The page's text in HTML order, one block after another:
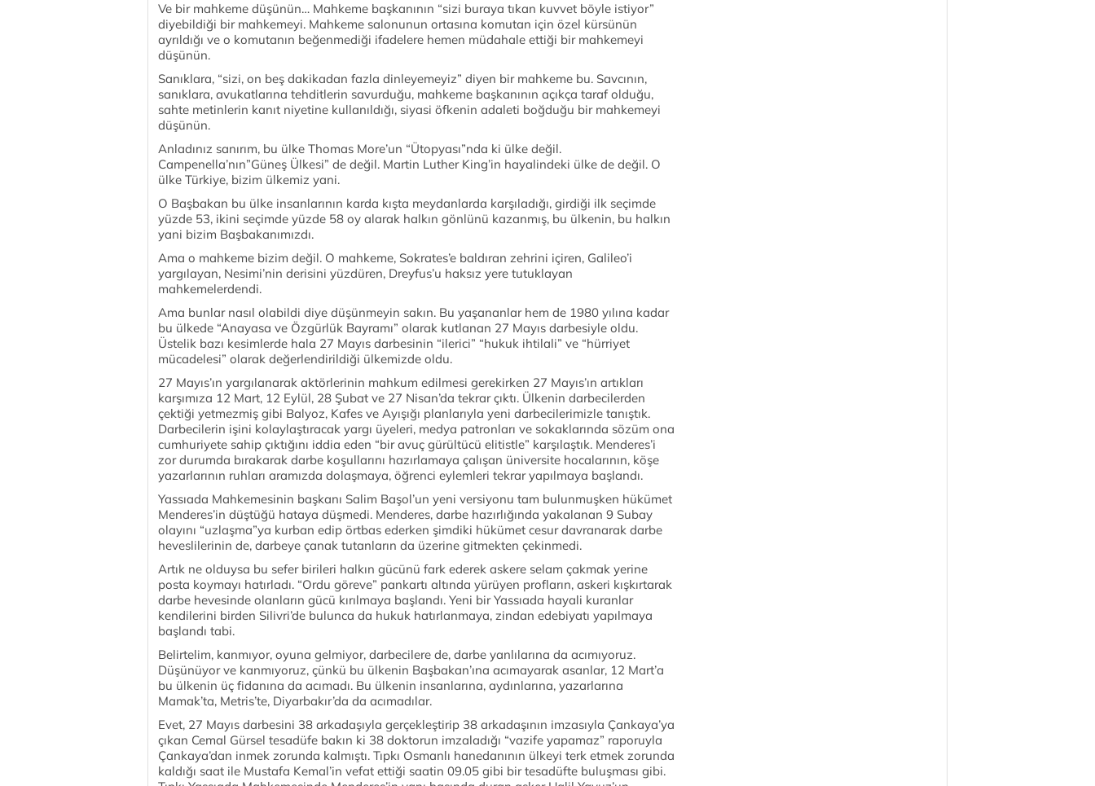
Ve bir mahkeme düşünün… Mahkeme başkanının “sizi buraya tıkan kuvvet böyle istiyor”
diyebildiği bir mahkemeyi. Mahkeme salonunun ortasına komutan için özel kürsünün
ayrıldığı ve o komutanın beğenmediği ifadelere hemen müdahale ettiği bir mahkemeyi
düşünün.
Sanıklara, “sizi, on beş dakikadan fazla dinleyemeyiz” diyen bir mahkeme bu. Savcının,
sanıklara, avukatlarına tehditlerin savurduğu, mahkeme başkanının açıkça taraf olduğu,
sahte metinlerin kanıt niyetine kullanıldığı, siyasi öfkenin adaleti boğduğu bir mahkemeyi
düşünün.
Anladınız sanırım, bu ülke Thomas More’un “Ütopyası”nda ki ülke değil.
Campenella’nın”Güneş Ülkesi” de değil. Martin Luther King’in hayalindeki ülke de değil. O
ülke Türkiye, bizim ülkemiz yani.
O Başbakan bu ülke insanlarının karda kışta meydanlarda karşıladığı, girdiği ilk seçimde
yüzde 53, ikini seçimde yüzde 58 oy alarak halkın gönlünü kazanmış, bu ülkenin, bu halkın
yani bizim Başbakanımızdı.
Ama o mahkeme bizim değil. O mahkeme, Sokrates’e baldıran zehrini içiren, Galileo’i
yargılayan, Nesimi’nin derisini yüzdüren, Dreyfus’u haksız yere tutuklayan
mahkemelerdendi.
Ama bunlar nasıl olabildi diye düşünmeyin sakın. Bu yaşananlar hem de 1980 yılına kadar
bu ülkede “Anayasa ve Özgürlük Bayramı” olarak kutlanan 27 Mayıs darbesiyle oldu.
Üstelik bazı kesimlerde hala 27 Mayıs darbesinin “ilerici” “hukuk ihtilali” ve “hürriyet
mücadelesi” olarak değerlendirildiği ülkemizde oldu.
27 Mayıs’ın yargılanarak aktörlerinin mahkum edilmesi gerekirken 27 Mayıs’ın artıkları
karşımıza 12 Mart, 12 Eylül, 28 Şubat ve 27 Nisan’da tekrar çıktı. Ülkenin darbecilerden
çektiği yetmezmiş gibi Balyoz, Kafes ve Ayışığı planlarıyla yeni darbecilerimizle tanıştık.
Darbecilerin işini kolaylaştıracak yargı üyeleri, medya patronları ve sokaklarında sözüm ona
cumhuriyete sahip çıktığını iddia eden “bir avuç gürültücü elitistle” karşılaştık. Menderes’i
zor durumda bırakarak darbe koşullarını hazırlamaya çalışan üniversite hocalarının, köşe
yazarlarının ruhları aramızda dolaşmaya, öğrenci eylemleri tekrar yapılmaya başlandı.
Yassıada Mahkemesinin başkanı Salim Başol’un yeni versiyonu tam bulunmuşken hükümet
Menderes’in düştüğü hataya düşmedi. Menderes, darbe hazırlığında yakalanan 9 Subay
olayını “uzlaşma”ya kurban edip örtbas ederken şimdiki hükümet cesur davranarak darbe
heveslilerinin de, darbeye çanak tutanların da üzerine gitmekten çekinmedi.
Artık ne olduysa bu sefer birileri halkın gücünü fark ederek askere selam çakmak yerine
posta koymayı hatırladı. “Ordu göreve” pankartı altında yürüyen profların, askeri kışkırtarak
darbe hevesinde olanların gücü kırılmaya başlandı. Yeni bir Yassıada hayali kuranlar
kendilerini birden Silivri’de bulunca da hukuk hatırlanmaya, zindan edebiyatı yapılmaya
başlandı tabi.
Belirtelim, kanmıyor, oyuna gelmiyor, darbecilere de, darbe yanlılarına da acımıyoruz.
Düşünüyor ve kanmıyoruz, çünkü bu ülkenin Başbakan’ına acımayarak asanlar, 12 Mart’a
bu ülkenin üç fidanına da acımadı. Bu ülkenin insanlarına, aydınlarına, yazarlarına
Mamak’ta, Metris’te, Diyarbakır’da da acımadılar.
Evet, 27 Mayıs darbesini 38 arkadaşıyla gerçekleştirip 38 arkadaşının imzasıyla Çankaya’ya
çıkan Cemal Gürsel tesadüfe bakın ki 38 doktorun imzaladığı “vazife yapamaz” raporuyla
Çankaya’dan inmek zorunda kalmıştı. Tıpkı Osmanlı hanedanının ülkeyi terk etmek zorunda
kaldığı saat ile Mustafa Kemal’in vefat ettiği saatin 09.05 gibi bir tesadüfte buluşması gibi.